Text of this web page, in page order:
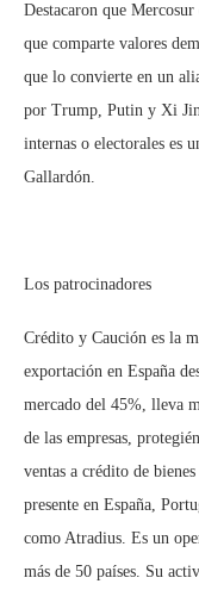
Destacaron que
que comparte valores
que lo convierte en un
por Trump, Putin y Xi
internas o electorales es
Gallardón.
Los patrocinadores
Crédito y Caución es la
exportación en España
mercado del 45%, lleva
de las empresas,
ventas a crédito de
presente en España,
como Atradius. Es un
más de 50 países. Su